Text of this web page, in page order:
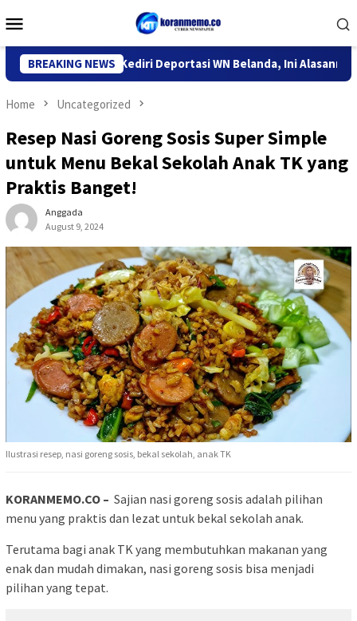
to
Menu
BREAKING NEWS
Imigrasi Kediri Deportasi WN Belanda, Ini Alasannya
Home Uncategorized
Resep Nasi Goreng Sosis Super Simple
untuk Menu Bekal Sekolah Anak TK yang
Praktis Banget!
Anggada
August 9, 2024
Ilustrasi resep, nasi goreng sosis, bekal sekolah, anak TK
KORANMEMO.CO – Sajian nasi goreng sosis adalah pilihan
menu yang praktis dan lezat untuk bekal sekolah anak.
Terutama bagi anak TK yang membutuhkan makanan yang
enak dan mudah dimakan, nasi goreng sosis bisa menjadi
pilihan yang tepat.